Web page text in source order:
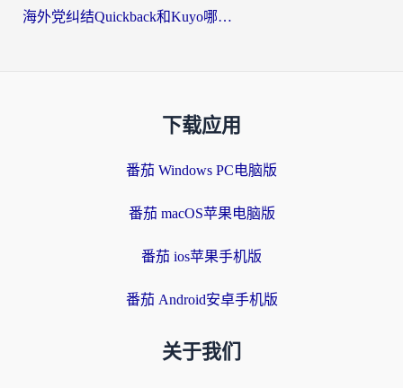
海外党纠结Quickback和Kuyo哪个好？选对回国加速器才能无缝刷国内资源
下载应用
番茄 Windows PC电脑版
番茄 macOS苹果电脑版
番茄 ios苹果手机版
番茄 Android安卓手机版
关于我们